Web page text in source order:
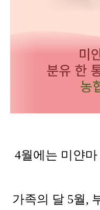
4월에는 미얀
가족의 달 5월,